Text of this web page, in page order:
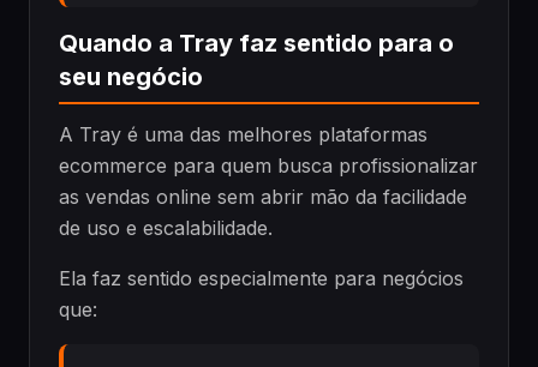
Quando a Tray faz sentido para o
seu negócio
A Tray é uma das melhores plataformas
ecommerce para quem busca profissionalizar
as vendas online sem abrir mão da facilidade
de uso e escalabilidade.
Ela faz sentido especialmente para negócios
que: